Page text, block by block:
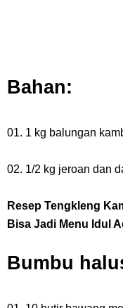
Bahan:
01. 1 kg balungan
02. 1/2 kg jeroan dan
Resep Tengkleng
Bisa Jadi Menu Idul
Bumbu